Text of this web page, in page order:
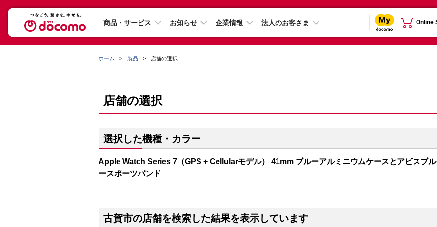
商品・サービス お知らせ 企業情報 法人のお客さま Online
ホーム 製品 店舗の選択
店舗の選択
選択した機種・カラー
Apple Watch Series 7（GPS + Cellularモデル） 41mm ブルーアルミニウムケースとアビスブル
ースポーツバンド
古賀市の店舗を検索した結果を表示しています